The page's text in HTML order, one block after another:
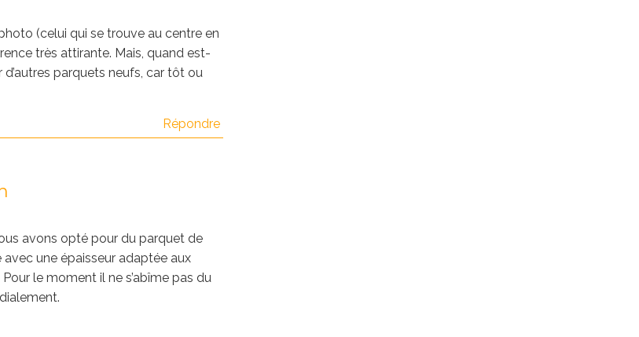
photo (celui qui se trouve au centre en
très attirante. Mais, quand est-
d’autres parquets neufs, car tôt ou
Répondre
avons opté pour du parquet de
une épaisseur adaptée aux
le moment il ne s’abîme pas du